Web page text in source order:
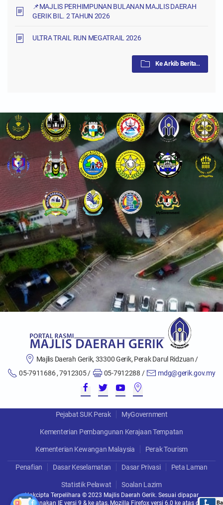
📌MAJLIS PERHIMPUNAN BULANAN MAJLIS DAERAH
GERIK BIL. 2 TAHUN 2026
ULTRA TRAIL RUN MEGATRAIL 2026
Ke Arkib Berita..
Majlis Daerah Gerik, 33300 Gerik, Perak Darul Ridzuan /
05-7911686 , 7912305 /
05-7912288 / mdg@gerik.gov.my
Pejabat SUK Perak MyGovernment
Kementerian Pembangunan Kerajaan Tempatan
Kementerian Kewangan Malaysia Perak Tourism
Penafian Dasar Keselamatan Dasar Privasi Peta Laman
Statistik Pelawat Soalan Lazim
Hakcipta Terpelihara © 2023 Majlis Daerah Gerik. Sesuai dipapar
menggunakan IE versi 9 & ke atas, Mozilla Firefox versi 6.0 ke atas dan